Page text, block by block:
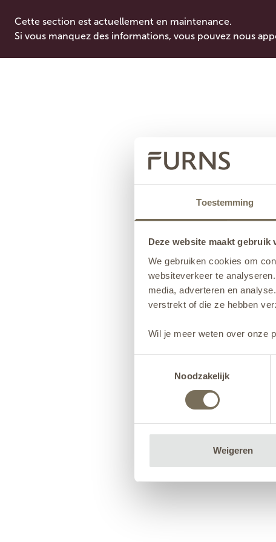
Toestemming
Deze website maakt gebruik
We gebruiken cookies om
websiteverkeer te
media, adverteren en
verstrekt of die ze hebben
Wil je meer weten over onze
Noodzakelijk
Weigeren
Cette section est actuellement en maintenance.
Si vous manquez des informations, vous pouvez nous